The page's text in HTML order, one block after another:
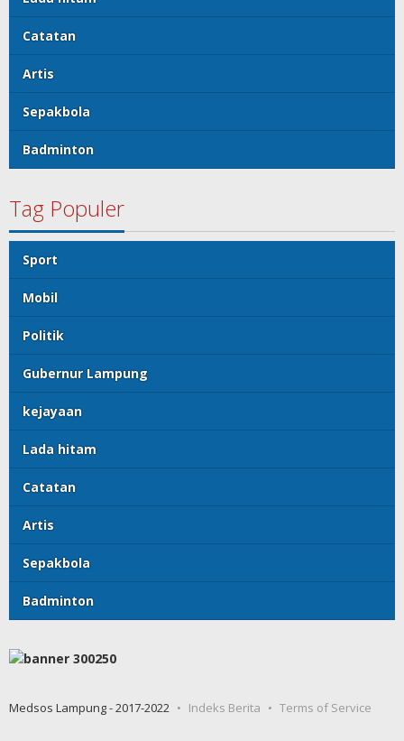
Catatan
Artis
Sepakbola
Badminton
Tag Populer
Sport
Mobil
Politik
Gubernur Lampung
kejayaan
Lada hitam
Catatan
Artis
Sepakbola
Badminton
Medsos Lampung - 2017-2022 Indeks Berita Terms of Service